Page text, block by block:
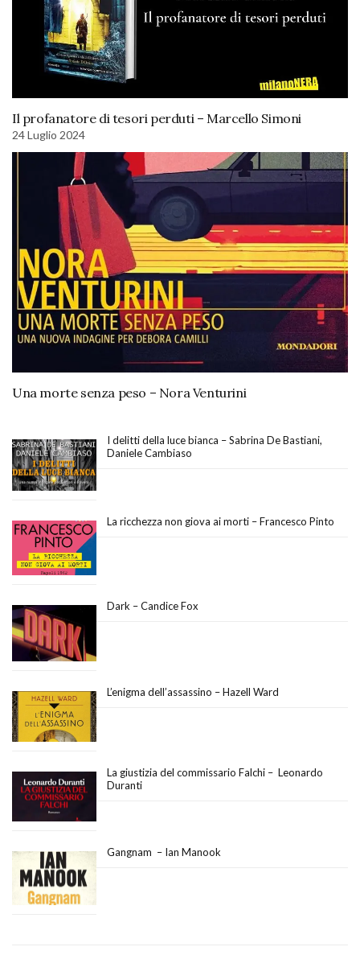
Il profanatore di tesori perduti – Marcello Simoni
24 Luglio 2024
Una morte senza peso – Nora Venturini
I delitti della luce bianca – Sabrina De Bastiani,
Daniele Cambiaso
La ricchezza non giova ai morti – Francesco Pinto
Dark – Candice Fox
L’enigma dell’assassino – Hazell Ward
La giustizia del commissario Falchi – Leonardo
Duranti
Gangnam – Ian Manook